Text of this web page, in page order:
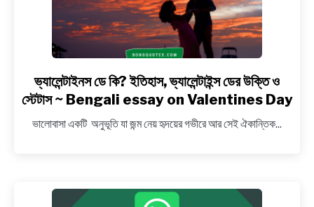
and
Captions
on
Brother-
Sister
Relation
link
to
ডে
ডের
ভ্যালেন্টাইনস ডে কি? ইতিহাস, ভ্যালেন্টাইন্স ডের উক্তি ও
স্টেটাস ~ Bengali essay on Valentines Day
ভালোবাসা একটি অনুভূতি যা জন্ম নেয় হৃদয়ের গভীরে আর সেই ঐকান্তিক...